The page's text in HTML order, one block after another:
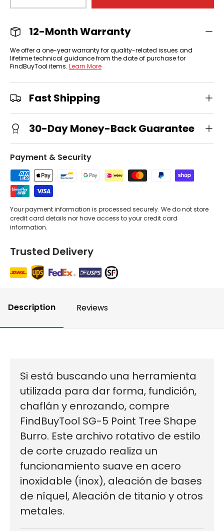
12-Month Warranty
We offer a one-year warranty for quality-related issues and
lifetime technical guidance from the date of purchase for
FindBuyTool items. Learn More
Fast Shipping
30-Day Money-Back Guarantee
Payment & Security
Your payment information is processed securely. We do not store
credit card details nor have access to your credit card
information.
Trusted Delivery
Description Reviews
Si está buscando una herramienta
utilizada para dar forma, fundición,
chaflán y enrozando, compre
FindBuyTool SG-5 Point Tree Shape
Burro. Este archivo rotativo de estilo
de corte cruzado realiza un
funcionamiento suave en acero
inoxidable (inox), aleación de bases
de níquel, Aleación de titanio y otros
metales.